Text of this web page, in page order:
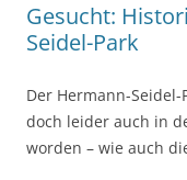
Gesucht:
Seidel-Park
Der Hermann-
doch leider auch in
worden – wie auch